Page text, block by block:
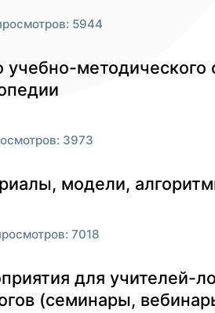
5944
учебно-методического
3973
модели,
7018
для учителей-
(семинары,